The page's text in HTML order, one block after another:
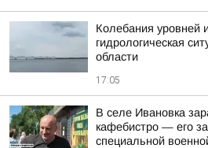
Колебания уровней
гидрологическая
области
17:05
В селе Ивановка
кафебистро — его
специальной